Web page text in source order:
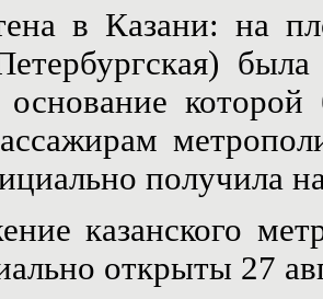
в Казани: на
была
получила
казанского
открыты 27